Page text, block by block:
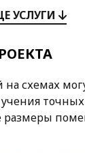
УСЛУГИ
схемах
размеры